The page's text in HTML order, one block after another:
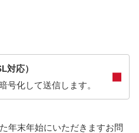
対応）
号化して送信します。
年末年始にいただきますお問